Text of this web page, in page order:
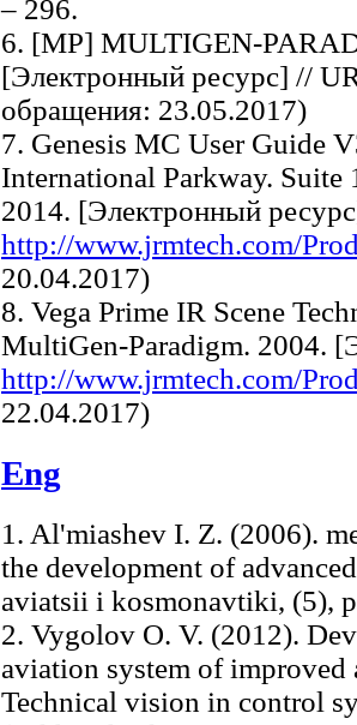
– 296.
6. [MP] MULTIGEN-
[Электронный ресурс] //
обращения: 23.05.2017)
7. Genesis MC User Guide
International Parkway.
2014. [Электронный
http://www.jrmtech.com/
20.04.2017)
8. Vega Prime IR Scene
MultiGen-Paradigm. 2004.
http://www.jrmtech.com/
22.04.2017)
Eng
1. Al'miashev I. Z. (2006).
the development of
aviatsii i kosmonavtiki, (5),
2. Vygolov O. V. (2012).
aviation system of improved
Technical vision in control